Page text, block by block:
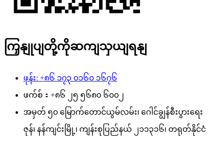
ကြှနျုပျတို့ကိုဆကျသှယျရနျ
ဖုန်း: +၈၆ ၁၇၃ ၀၁၆၀ ၁၆၇၆
ဖက်စ်：+၈၆ ၂၅ ၅၆၈၀ ၆၀၀၂
အမှတ် ၅၀ မြောက်တောင်ယွမ်လမ်း၊ ဂေါင်ချွန်စီးပွားရေး
ဇုန်၊ နန်ကျင်းမြို့၊ ကျန်းစုပြည်နယ် ၂၁၁၃၁၆၊ တရုတ်နိုင်ငံ